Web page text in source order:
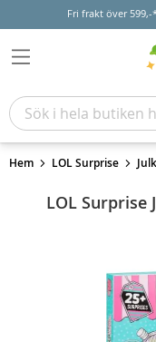
Fri frakt över
Hem LOL Surprise
LOL Surprise